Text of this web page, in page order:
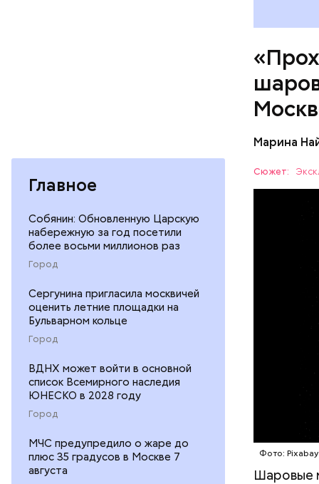
Главное
Собянин: Обновленную Царскую
набережную за год посетили
более восьми миллионов раз
Город
Сергунина пригласила москвичей
оценить летние площадки на
Бульварном кольце
Город
ВДНХ может войти в основной
список Всемирного наследия
ЮНЕСКО в 2028 году
Город
МЧС предупредило о жаре до
плюс 35 градусов в Москве 7
августа
Марина
Сюжет:
Фото: Pixabay
Шаровые
—
Шаровая
следов.
причем
— Об
По его
аварий